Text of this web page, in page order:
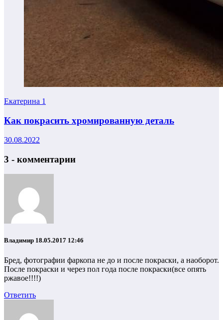
Екатерина 1
Как покрасить хромированную деталь
30.08.2022
3 - комментарии
Владимир 18.05.2017 12:46
Бред, фотографии фаркопа не до и после покраски, а наоборот.
После покраски и через пол года после покраски(все опять
ржавое!!!!)
Ответить